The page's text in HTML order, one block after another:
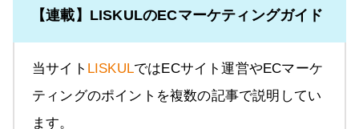
【連載】LISKULのECマーケティングガイド
当サイト LISKULではECサイト運営やECマーケ
ティングのポイントを複数の記事で説明してい
ます。